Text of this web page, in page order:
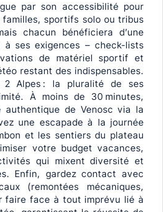
par son accessibilité pour
sportifs solo ou tribus
chacun bénéficiera d’une
à ses exigences – check-lists
de matériel sportif et
restant des indispensables.
Alpes : la pluralité de ses
À moins de 30 minutes,
authentique de Venosc via la
une escapade à la journée
et les sentiers du plateau
votre budget vacances,
qui mixent diversité et
Enfin, gardez contact avec
(remontées mécaniques,
faire face à tout imprévu lié à